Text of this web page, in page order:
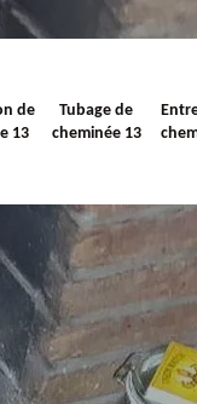
de
13
Tubage de
cheminée 13